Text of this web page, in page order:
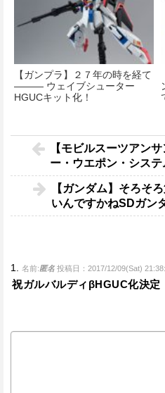
【ガンプラ】２７年の時を経て
――― ウェイブシューター
HGUCキット化！
【モビルスーツアン
ー・ウエポン・シス
【ガンダム】そろそ
いんですかねSDガン
1. 名前:匿名 投稿日：2017/12/09(Sat)
祝ガルバルディβHGUC化決定